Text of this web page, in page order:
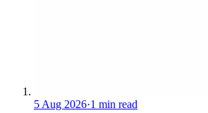
5 Aug 2026·1 min read